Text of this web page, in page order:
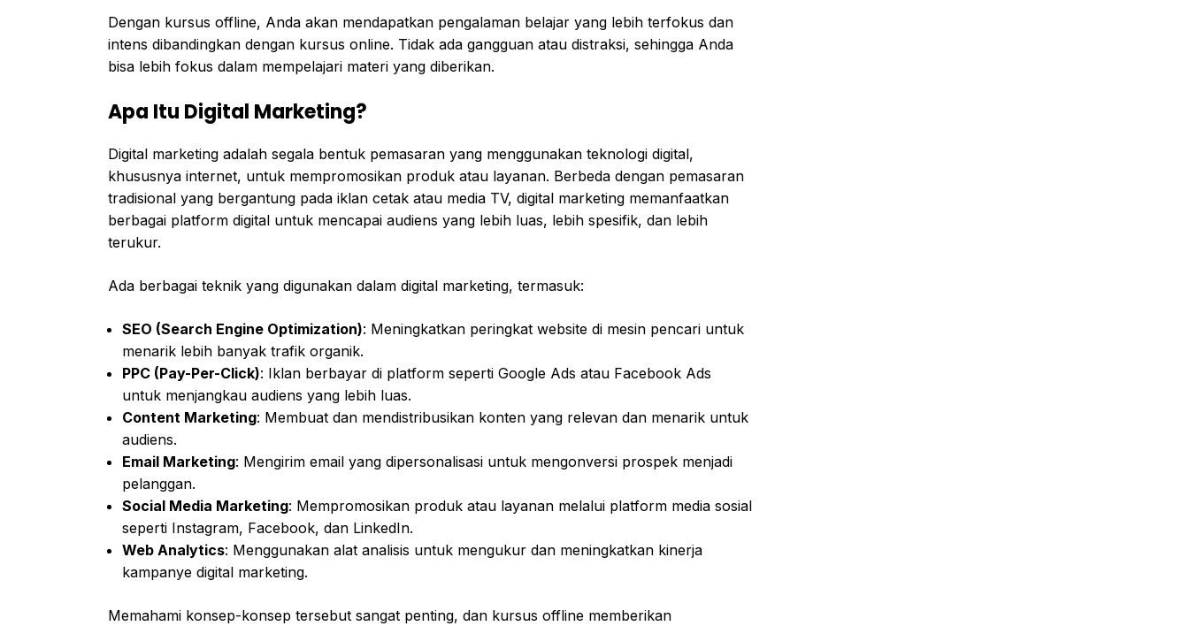
Dengan kursus offline, Anda akan mendapatkan pengalaman belajar yang lebih terfokus dan
intens dibandingkan dengan kursus online. Tidak ada gangguan atau distraksi, sehingga Anda
bisa lebih fokus dalam mempelajari materi yang diberikan.
Apa Itu Digital Marketing?
Digital marketing adalah segala bentuk pemasaran yang menggunakan teknologi digital,
khususnya internet, untuk mempromosikan produk atau layanan. Berbeda dengan pemasaran
tradisional yang bergantung pada iklan cetak atau media TV, digital marketing memanfaatkan
berbagai platform digital untuk mencapai audiens yang lebih luas, lebih spesifik, dan lebih
terukur.
Ada berbagai teknik yang digunakan dalam digital marketing, termasuk:
SEO (Search Engine Optimization): Meningkatkan peringkat website di mesin pencari untuk
menarik lebih banyak trafik organik.
PPC (Pay-Per-Click): Iklan berbayar di platform seperti Google Ads atau Facebook Ads
untuk menjangkau audiens yang lebih luas.
Content Marketing: Membuat dan mendistribusikan konten yang relevan dan menarik untuk
audiens.
Email Marketing: Mengirim email yang dipersonalisasi untuk mengonversi prospek menjadi
pelanggan.
Social Media Marketing: Mempromosikan produk atau layanan melalui platform media sosial
seperti Instagram, Facebook, dan LinkedIn.
Web Analytics: Menggunakan alat analisis untuk mengukur dan meningkatkan kinerja
kampanye digital marketing.
Memahami konsep-konsep tersebut sangat penting, dan kursus offline memberikan